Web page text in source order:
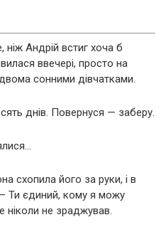
ніж Андрій встиг хоча б
ввечері, просто на
сонними дівчатками.
днів. Повернуся — заберу.
схопила його за руки, і в
Ти єдиний, кому я можу
ніколи не зраджував.